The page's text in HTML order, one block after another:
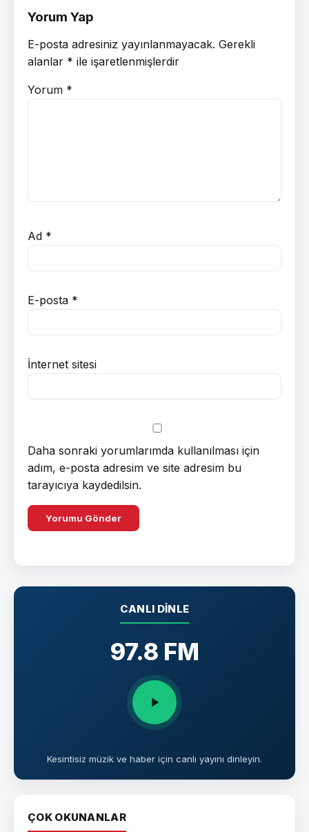
Yorum Yap
E-posta adresiniz yayınlanmayacak. Gerekli
alanlar * ile işaretlenmişlerdir
Yorum *
Ad *
E-posta *
İnternet sitesi
Daha sonraki yorumlarımda kullanılması için
adım, e-posta adresim ve site adresim bu
tarayıcıya kaydedilsin.
CANLI DINLE
97.8 FM
Kesintisiz müzik ve haber için canlı yayını dinleyin.
ÇOK OKUNANLAR